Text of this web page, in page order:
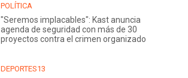
POLÍTICA
"Seremos implacables": Kast anuncia
agenda de seguridad con más de 30
proyectos contra el crimen organizado
DEPORTES13